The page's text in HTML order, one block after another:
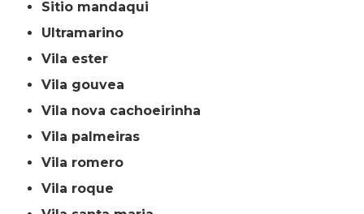
sitio mandaqui
ultramarino
vila ester
vila gouvea
vila nova cachoeirinha
vila palmeiras
vila romero
vila roque